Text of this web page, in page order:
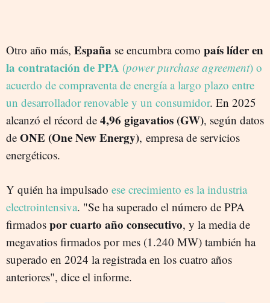
Otro año más, España se encumbra como país líder en
la contratación de PPA (power purchase agreement) o
acuerdo de compraventa de energía a largo plazo entre
un desarrollador renovable y un consumidor. En 2025
alcanzó el récord de 4,96 gigavatios (GW), según datos
de ONE (One New Energy), empresa de servicios
energéticos.
Y quién ha impulsado ese crecimiento es la industria
electrointensiva. "Se ha superado el número de PPA
firmados por cuarto año consecutivo, y la media de
megavatios firmados por mes (1.240 MW) también ha
superado en 2024 la registrada en los cuatro años
anteriores", dice el informe.